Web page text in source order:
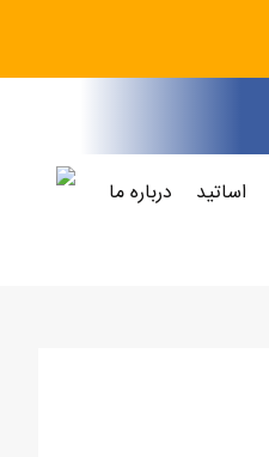
اساتید درباره ما